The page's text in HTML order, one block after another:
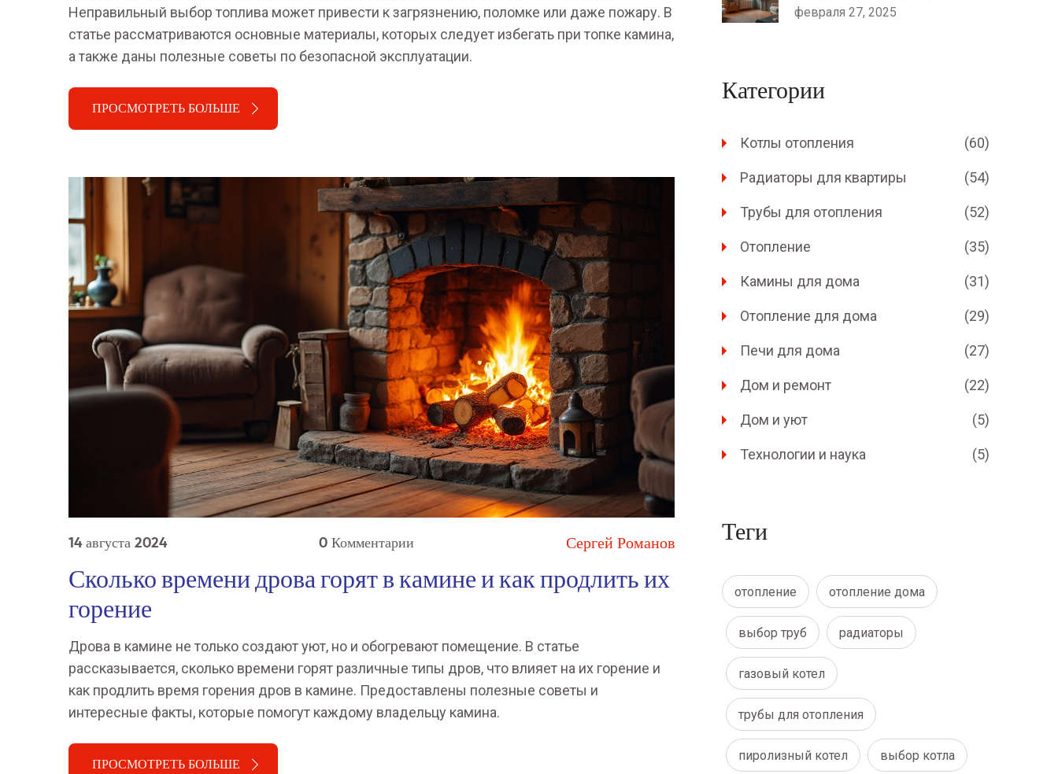
Неправильный выбор топлива может привести к загрязнению, поломке или даже пожару. В
статье рассматриваются основные материалы, которых следует избегать при топке камина,
а также даны полезные советы по безопасной эксплуатации.
ПРОСМОТРЕТЬ БОЛЬШЕ
14 августа 2024 0 Комментарии Сергей Романов
Сколько времени дрова горят в камине и как продлить их
горение
Дрова в камине не только создают уют, но и обогревают помещение. В статье
рассказывается, сколько времени горят различные типы дров, что влияет на их горение и
как продлить время горения дров в камине. Предоставлены полезные советы и
интересные факты, которые помогут каждому владельцу камина.
ПРОСМОТРЕТЬ БОЛЬШЕ
февраля 27, 2025
Категории
Котлы отопления (60)
Радиаторы для квартиры (54)
Трубы для отопления (52)
Отопление (35)
Камины для дома (31)
Отопление для дома (29)
Печи для дома (27)
Дом и ремонт (22)
Дом и уют (5)
Технологии и наука (5)
Теги
отопление отопление дома
выбор труб радиаторы
газовый котел
трубы для отопления
пиролизный котел выбор котла